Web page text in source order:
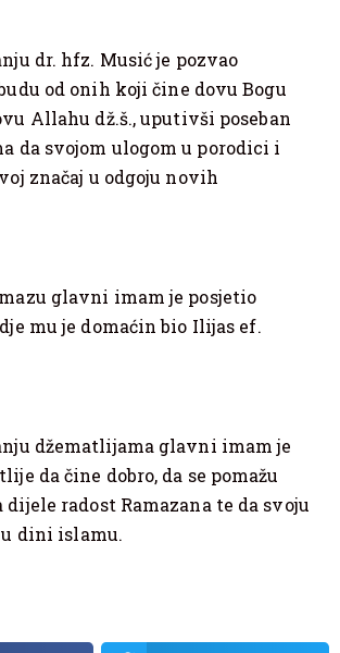
dr. hfz. Musić je pozvao
od onih koji čine dovu Bogu
Allahu dž.š., uputivši poseban
da svojom ulogom u porodici i
značaj u odgoju novih
glavni imam je posjetio
mu je domaćin bio Ilijas ef.
džematlijama glavni imam je
da čine dobro, da se pomažu
dijele radost Ramazana te da svoju
u dini islamu.